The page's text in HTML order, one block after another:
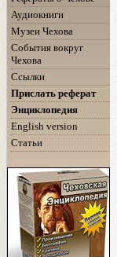
Аудиокниги
Музеи Чехова
События вокруг
Чехова
Ссылки
Прислать реферат
Энциклопедия
English version
Статьи